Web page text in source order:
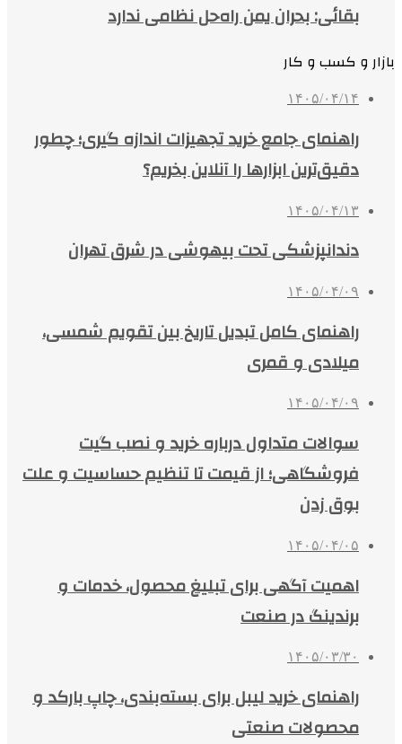
بقائی: بحران یمن راه‌حل نظامی ندارد
بازار و کسب و کار
۱۴۰۵/۰۴/۱۴
راهنمای جامع خرید تجهیزات اندازه گیری؛ چطور
دقیق‌ترین ابزارها را آنلاین بخریم؟
۱۴۰۵/۰۴/۱۳
دندانپزشکی تحت بیهوشی در شرق تهران
۱۴۰۵/۰۴/۰۹
راهنمای کامل تبدیل تاریخ بین تقویم شمسی،
میلادی و قمری
۱۴۰۵/۰۴/۰۹
سوالات متداول درباره خرید و نصب گیت
فروشگاهی؛ از قیمت تا تنظیم حساسیت و علت
بوق زدن
۱۴۰۵/۰۴/۰۵
اهمیت آگهی برای تبلیغ محصول، خدمات و
برندینگ در صنعت
۱۴۰۵/۰۳/۳۰
راهنمای خرید لیبل برای بسته‌بندی، چاپ بارکد و
محصولات صنعتی